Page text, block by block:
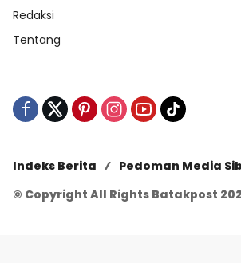
Redaksi
Tentang
Indeks Berita
Pedoman Media
© Copyright All Rights Batakpost